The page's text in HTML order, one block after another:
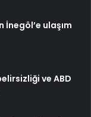
İnegöl’e ulaşım
ve ABD